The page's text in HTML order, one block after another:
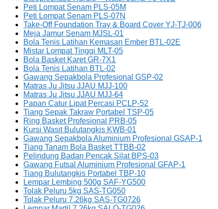
Peti Lompat Senam PLS-05M
Peti Lompat Senam PLS-07N
Take-Off Foundation Tray & Board Cover YJ-TJ-006
Meja Jamur Senam MJSL-01
Bola Tenis Latihan Kemasan Ember BTL-02E
Mistar Lompat Tinggi MLT-05
Bola Basket Karet GR-7X1
Bola Tenis Latihan BTL-02
Gawang Sepakbola Profesional GSP-02
Matras Ju Jitsu JJAU MJJ-100
Matras Ju Jitsu JJAU MJJ-64
Papan Catur Lipat Percasi PCLP-52
Tiang Sepak Takraw Portabel TSP-05
Ring Basket Profesional PRB-05
Kursi Wasit Bulutangkis KWB-01
Gawang Sepakbola Aluminium Profesional GSAP-1
Tiang Tanam Bola Basket TTBB-02
Pelindung Badan Pencak Silat BPS-03
Gawang Futsal Aluminium Profesional GFAP-1
Tiang Bulutangkis Portabel TBP-10
Lempar Lembing 500g SAF-YG500
Tolak Peluru 5kg SAS-TG050
Tolak Peluru 7.26kg SAS-TG0726